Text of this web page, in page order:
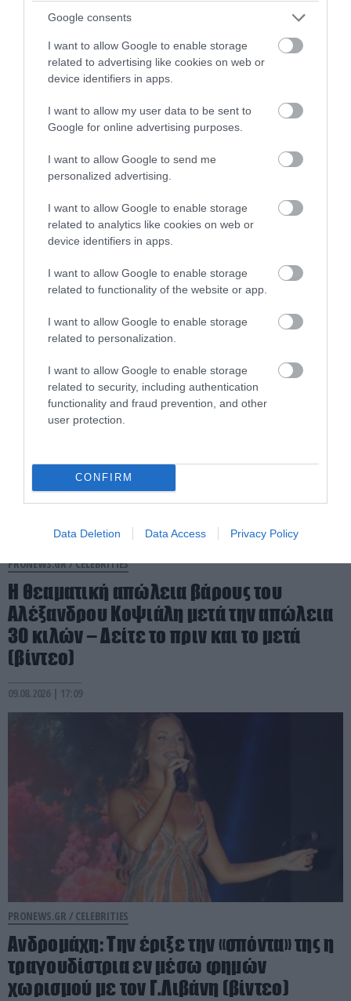
Google consents
I want to allow Google to enable storage
related to advertising like cookies on web or
device identifiers in apps.
I want to allow my user data to be sent to
Google for online advertising purposes.
I want to allow Google to send me
personalized advertising.
I want to allow Google to enable storage
related to analytics like cookies on web or
device identifiers in apps.
I want to allow Google to enable storage
related to functionality of the website or app.
I want to allow Google to enable storage
related to personalization.
I want to allow Google to enable storage
related to security, including authentication
functionality and fraud prevention, and other
user protection.
CONFIRM
Data Deletion Data Access Privacy Policy
09.08.2026 | 19:50
PRONEWS.GR / CELEBRITIES
Ιωάννα Τούνη: Στις Μαλδίβες για τα
γενέθλιά της μετά την περιπέτεια με την
09.08.2026 | 17:25
PRONEWS.GR /CELEBRITIES
Η θεαματική απώλεια βάρους του
Αλέξανδρου Κοψιάλη μετά την απώλεια
30 κιλών – Δείτε το πριν και το μετά
(βίντεο)
09.08.2026 | 17:09
PRONEWS.GR / CELEBRITIES
Ανδρομάχη: Την έριξε την «σπόντα» της η
τραγουδίστρια εν μέσω φημών
χωρισμού με τον Γ.Λιβάνη (βίντεο)